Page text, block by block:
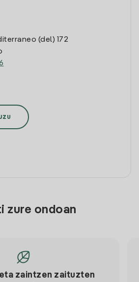
(del) 172
zure ondoan
zaintzen zaituzten